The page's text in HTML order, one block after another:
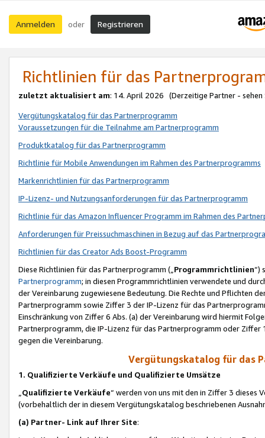
Anmelden oder Registrieren
Richtlinien für das
zuletzt aktualisiert am: 14. April 2026 (Derzeitige Partner - sehen
Vergütungskatalog für das Partnerprogramm
Voraussetzungen für die Teilnahme am Partnerprogramm
Produktkatalog für das Partnerprogramm
Richtlinie für Mobile Anwendungen im Rahmen des Partnerprogramms
Markenrichtlinien für das Partnerprogramm
IP-Lizenz- und Nutzungsanforderungen für das Partnerprogramm
Richtlinie für das Amazon Influencer Programm im Rahmen des
Anforderungen für Preissuchmaschinen in Bezug auf das
Richtlinien für das Creator Ads Boost-Programm
Diese Richtlinien für das Partnerprogramm („Programmrichtlinien“)
Partnerprogramm; in diesen Programmrichtlinien verwendete und
der Vereinbarung zugewiesene Bedeutung. Die Rechte und Pflichten
Partnerprogramm sowie Ziffer 3 der IP-Lizenz für das
Einschränkung von Ziffer 6 Abs. (a) der Vereinbarung wird hiermit
Partnerprogramm, die IP-Lizenz für das Partnerprogramm oder
gegen die Vereinbarung.
Vergütungskatalog für das
1. Qualifizierte Verkäufe und Qualifizierte Umsätze
Qualifizierte Verkäufe“ werden von uns mit den in Ziffer 3
(vorbehaltlich der in diesem Vergütungskatalog beschriebenen
(a) Partner- Link auf Ihrer Site: